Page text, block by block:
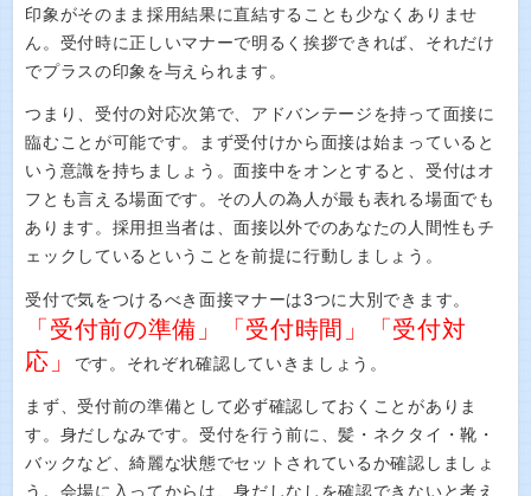
印象がそのまま採用結果に直結することも少なくありませ
ん。受付時に正しいマナーで明るく挨拶できれば、それだけ
でプラスの印象を与えられます。
つまり、受付の対応次第で、アドバンテージを持って面接に
臨むことが可能です。まず受付けから面接は始まっていると
いう意識を持ちましょう。面接中をオンとすると、受付はオ
フとも言える場面です。その人の為人が最も表れる場面でも
あります。採用担当者は、面接以外でのあなたの人間性もチ
ェックしているということを前提に行動しましょう。
受付で気をつけるべき面接マナーは3つに大別できます。
「受付前の準備」「受付時間」「受付対
応」
です。それぞれ確認していきましょう。
まず、受付前の準備として必ず確認しておくことがありま
す。身だしなみです。受付を行う前に、髪・ネクタイ・靴・
バックなど、綺麗な状態でセットされているか確認しましょ
う。会場に入ってからは、身だしなしを確認できないと考え